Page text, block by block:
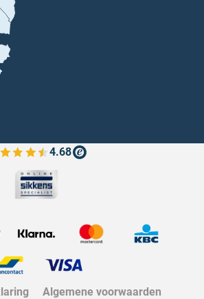
4.68
de verfplaza beoordelingen
Algemene voorwaarden